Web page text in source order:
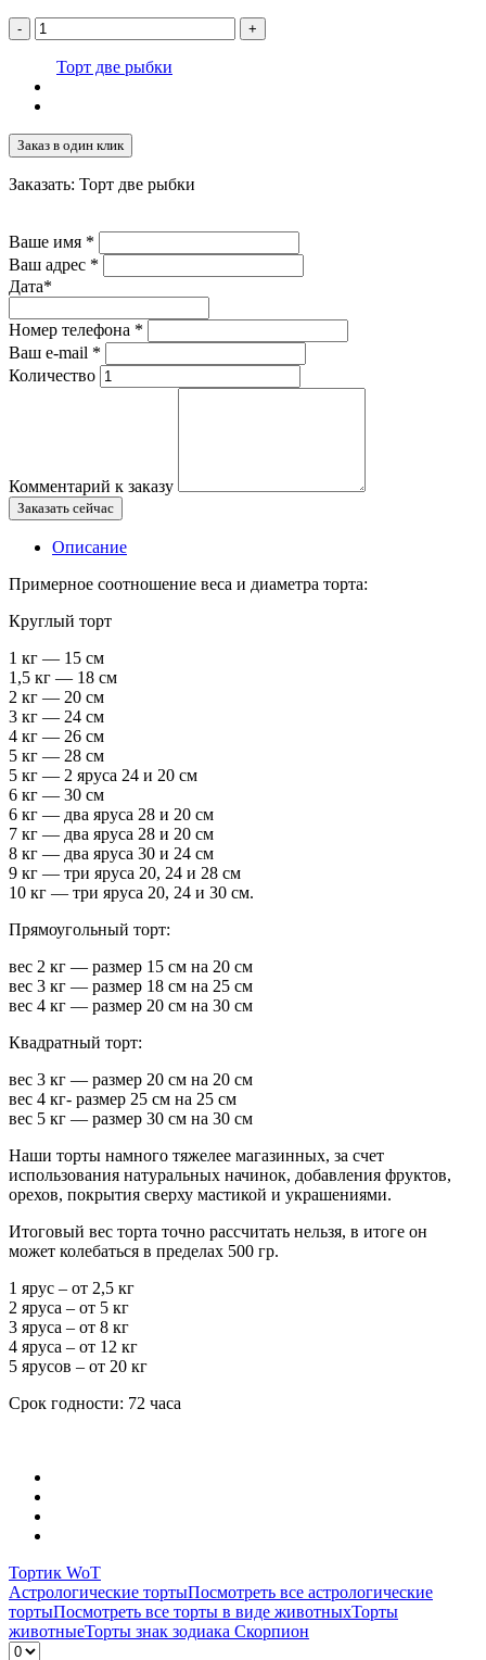
- +
Торт две рыбки
Заказ в один клик
Заказать: Торт две рыбки
Ваше имя *
Ваш адрес *
Дата*
Номер телефона *
Ваш e-mail *
Количество
Комментарий к заказу
Заказать сейчас
Описание
Примерное соотношение веса и диаметра торта:
Круглый торт
1 кг — 15 см
1,5 кг — 18 см
2 кг — 20 см
3 кг — 24 см
4 кг — 26 см
5 кг — 28 см
5 кг — 2 яруса 24 и 20 см
6 кг — 30 см
6 кг — два яруса 28 и 20 см
7 кг — два яруса 28 и 20 см
8 кг — два яруса 30 и 24 см
9 кг — три яруса 20, 24 и 28 см
10 кг — три яруса 20, 24 и 30 см.
Прямоугольный торт:
вес 2 кг — размер 15 см на 20 см
вес 3 кг — размер 18 см на 25 см
вес 4 кг — размер 20 см на 30 см
Квадратный торт:
вес 3 кг — размер 20 см на 20 см
вес 4 кг- размер 25 см на 25 см
вес 5 кг — размер 30 см на 30 см
Наши торты намного тяжелее магазинных, за счет
использования натуральных начинок, добавления фруктов,
орехов, покрытия сверху мастикой и украшениями.
Итоговый вес торта точно рассчитать нельзя, в итоге он
может колебаться в пределах 500 гр.
1 ярус – от 2,5 кг
2 яруса – от 5 кг
3 яруса – от 8 кг
4 яруса – от 12 кг
5 ярусов – от 20 кг
Срок годности: 72 часа
Тортик WoT
Астрологические тортыПосмотреть все астрологические
тортыПосмотреть все торты в виде животныхТорты
животныеТорты знак зодиака Скорпион